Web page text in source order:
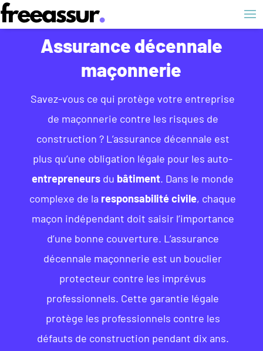
Assurance décennale
maçonnerie
Savez-vous ce qui protège votre entreprise
de maçonnerie contre les risques de
construction ? L’assurance décennale est
plus qu’une obligation légale pour les auto-
entrepreneurs du bâtiment. Dans le monde
complexe de la responsabilité civile, chaque
maçon indépendant doit saisir l’importance
d’une bonne couverture. L’assurance
décennale maçonnerie est un bouclier
protecteur contre les imprévus
professionnels. Cette garantie légale
protège les professionnels contre les
défauts de construction pendant dix ans.